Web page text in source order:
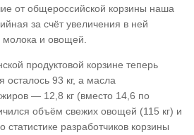
от общероссийской корзины наша
за счёт увеличения в ней
молока и овощей.
продуктовой корзине теперь
осталось 93 кг, а масла
жиров — 12,8 кг (вместо 14,6 по
объём свежих овощей (115 кг) и
статистике разработчиков корзины